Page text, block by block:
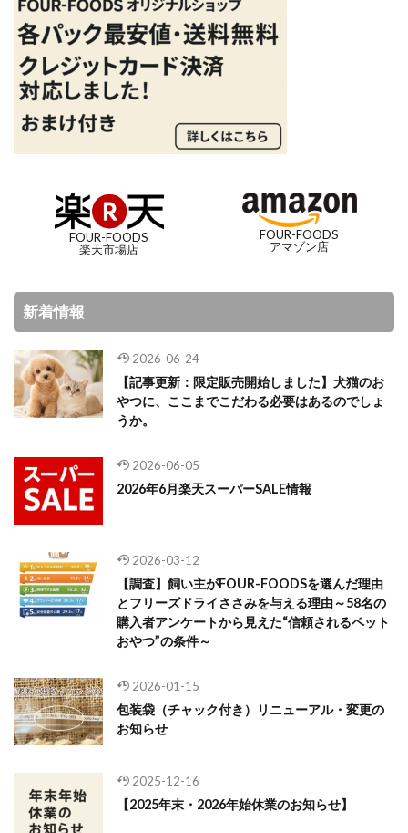
FOUR-FOODS
楽天市場店
FOUR-FOODS
アマゾン店
新着情報
2026-06-24
【記事更新：限定販売開始しました】犬猫のお
やつに、ここまでこだわる必要はあるのでしょ
うか。
2026-06-05
2026年6月楽天スーパーSALE情報
2026-03-12
【調査】飼い主がFOUR-FOODSを選んだ理由
とフリーズドライささみを与える理由～58名の
購入者アンケートから見えた“信頼されるペット
おやつ”の条件～
2026-01-15
包装袋（チャック付き）リニューアル・変更の
お知らせ
2025-12-16
【2025年末・2026年始休業のお知らせ】